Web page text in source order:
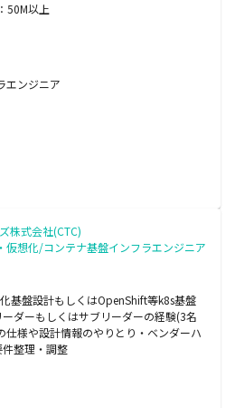
50M以上
エンジニア
株式会社(CTC)
仮想化/コンテナ基盤インフラエンジニア
基盤設計もしくはOpenShift等k8s基盤
ダーもしくはサブリーダーの経験(3名
仕様や設計情報のやりとり・ベンダーハ
整理・調整